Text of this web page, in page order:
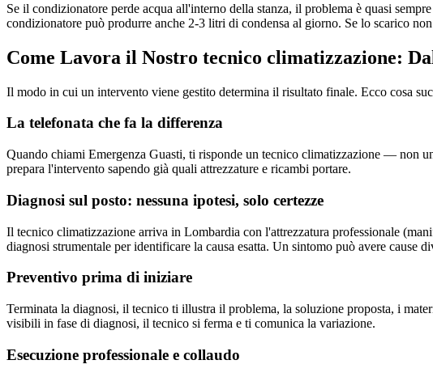
Se il condizionatore perde acqua all'interno della stanza, il problema è quasi
condizionatore può produrre anche 2-3 litri di condensa al giorno. Se lo scarico
Come Lavora il Nostro tecnico climatizzazione:
Il modo in cui un intervento viene gestito determina il risultato finale. Ecco cosa
La telefonata che fa la differenza
Quando chiami Emergenza Guasti, ti risponde un tecnico climatizzazione — non
prepara l'intervento sapendo già quali attrezzature e ricambi portare.
Diagnosi sul posto: nessuna ipotesi, solo certezze
Il tecnico climatizzazione arriva in Lombardia con l'attrezzatura professionale
diagnosi strumentale per identificare la causa esatta. Un sintomo può avere cause
Preventivo prima di iniziare
Terminata la diagnosi, il tecnico ti illustra il problema, la soluzione proposta, i
visibili in fase di diagnosi, il tecnico si ferma e ti comunica la variazione.
Esecuzione professionale e collaudo